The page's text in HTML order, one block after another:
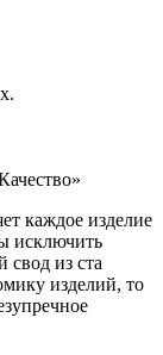
каждое изделие
исключить
из ста
изделий, то